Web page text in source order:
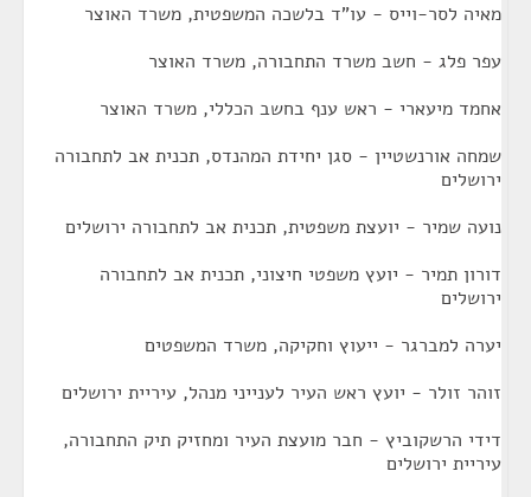
מאיה לסר-וייס - עו"ד בלשכה המשפטית, משרד האוצר
עפר פלג - חשב משרד התחבורה, משרד האוצר
אחמד מיעארי - ראש ענף בחשב הכללי, משרד האוצר
שמחה אורנשטיין - סגן יחידת המהנדס, תכנית אב לתחבורה
ירושלים
נועה שמיר - יועצת משפטית, תכנית אב לתחבורה ירושלים
דורון תמיר - יועץ משפטי חיצוני, תכנית אב לתחבורה
ירושלים
יערה למברגר - ייעוץ וחקיקה, משרד המשפטים
זוהר זולר - יועץ ראש העיר לענייני מנהל, עיריית ירושלים
דידי הרשקוביץ - חבר מועצת העיר ומחזיק תיק התחבורה,
עיריית ירושלים